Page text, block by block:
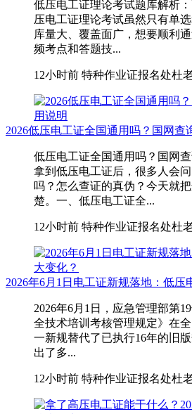
低压电工证理论考试题库解析
压电工证理论考试虽然只有单
库量大、覆盖面广，想要顺利
频考点和答题技...
12小时前 特种作业证报名处杜
2026低压电工证全国通用吗？国网查
低压电工证全国通用吗？国网
拿到低压电工证后，很多人会
吗？怎么查证的真伪？今天就
楚。一、低压电工证全...
12小时前 特种作业证报名处杜
2026年6月1日电工证新规落地：低压
2026年6月1日，应急管理部第
全技术培训考核管理规定》在
一新规替代了已执行16年的旧
出了多...
12小时前 特种作业证报名处杜